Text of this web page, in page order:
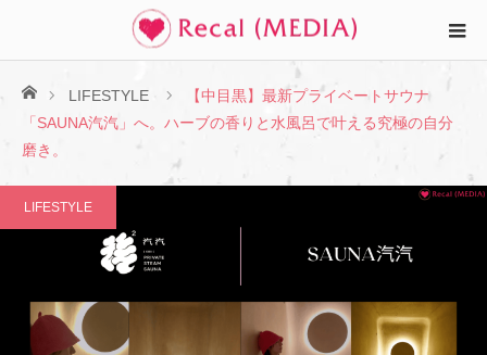
ホームLIFESTYLE
【中目黒】最新プライベートサウナ
「SAUNA汽汽」へ。ハーブの香りと水風呂で叶える究極の自分
磨き。
LIFESTYLE